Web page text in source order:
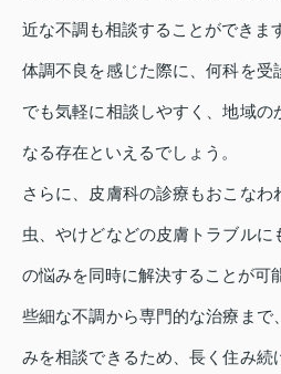
近な不調も相談することができま
体調不良を感じた際に、何科を受
でも気軽に相談しやすく、地域の
なる存在といえるでしょう。
さらに、皮膚科の診療もおこなわ
虫、やけどなどの皮膚トラブルに
の悩みを同時に解決することが可
些細な不調から専門的な治療まで
みを相談できるため、長く住み続